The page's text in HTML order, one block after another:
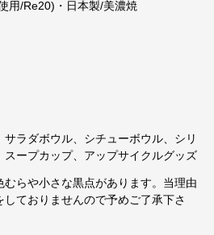
用/Re20)・日本製/美濃焼
ラダボウル、シチューボウル、シリ
スープカップ、アップサイクルグッズ
むらや小さな黒点があります。当理由
しておりませんので予めご了承下さ